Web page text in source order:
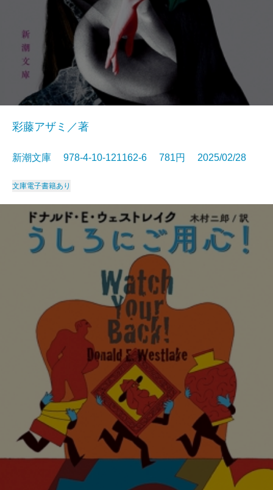
彩藤アザミ／著
新潮文庫 978-4-10-121162-6 781円 2025/02/28
文庫電子書籍あり